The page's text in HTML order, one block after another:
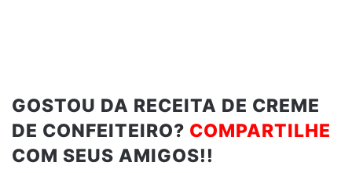
GOSTOU DA RECEITA DE CREME
DE CONFEITEIRO? COMPARTILHE
COM SEUS AMIGOS!!